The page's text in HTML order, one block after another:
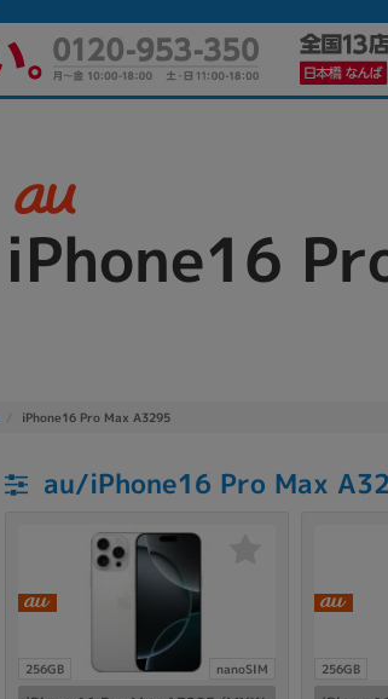
iPhone16
iPhone16 Pro Max A3295
au/iPhone16 Pro Max
256GB nanoSIM 256GB
Thinkpad
製造、販売メ
Apple